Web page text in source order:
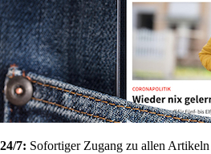
24/7: Sofortiger Zugang zu allen